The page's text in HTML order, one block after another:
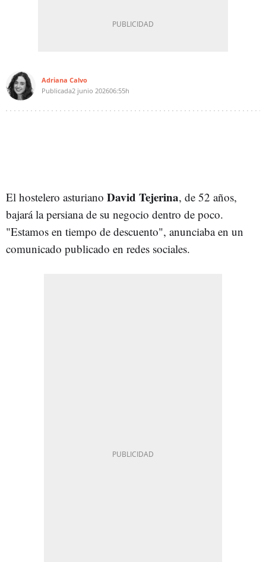
Adriana Calvo
Publicada2 junio 202606:55h
El hostelero asturiano David Tejerina, de 52 años,
bajará la persiana de su negocio dentro de poco.
"Estamos en tiempo de descuento", anunciaba en un
comunicado publicado en redes sociales.